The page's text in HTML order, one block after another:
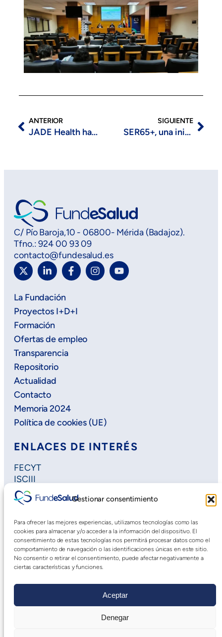
Gestionar consentimiento
Para ofrecer las mejores experiencias, utilizamos tecnologías como las
cookies para almacenar y/o acceder a la información del dispositivo. El
consentimiento de estas tecnologías nos permitirá procesar datos como el
comportamiento de navegación o las identificaciones únicas en este sitio.
No consentir o retirar el consentimiento, puede afectar negativamente a
ciertas características y funciones.
Aceptar
Denegar
ANTERIOR
JADE Health ha celebrado con éxito su primera asamblea anual los días 1 y 2 de diciembre de 2025 en Bonn, Alemania.
SIGUIENTE
SER65+, una iniciativa para el bienestar integral de las personas mayores
C/ Pío Baroja,10 - 06800- Mérida (Badajoz).
Tfno.: 924 00 93 09
contacto@fundesalud.es
La Fundación
Proyectos I+D+I
Formación
Ofertas de empleo
Transparencia
Repositorio
Actualidad
Contacto
Memoria 2024
Política de cookies (UE)
ENLACES DE INTERÉS
FECYT
ISCIII
Horizon Europe
Plan Regional de Investigación
Saludteca
Cursos DOE